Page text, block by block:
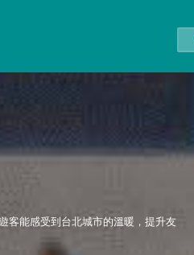
客能感受到台北城市的溫暖，提升友